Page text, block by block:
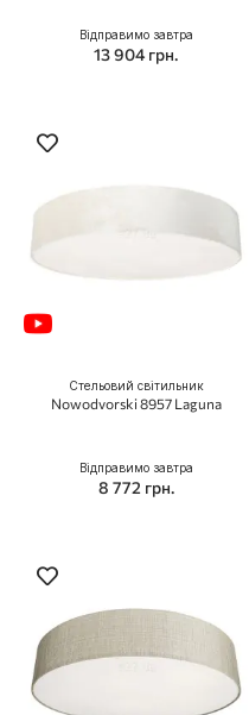
Відправимо завтра
13 904 грн.
Стельовий світильник
Nowodvorski 8957 Laguna
Відправимо завтра
8 772 грн.